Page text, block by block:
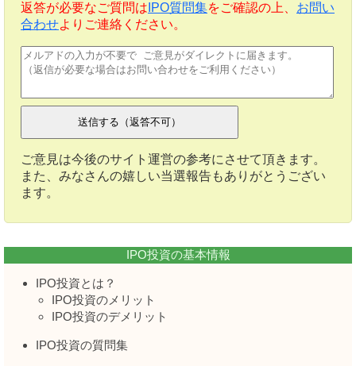
返答が必要なご質問は IPO質問集をご確認の上、 お問い
合わせよりご連絡ください。
ご意見は今後のサイト運営の参考にさせて頂きます。
また、みなさんの嬉しい当選報告もありがとうござい
ます。
IPO投資の基本情報
IPO投資とは？
IPO投資のメリット
IPO投資のデメリット
IPO投資の質問集